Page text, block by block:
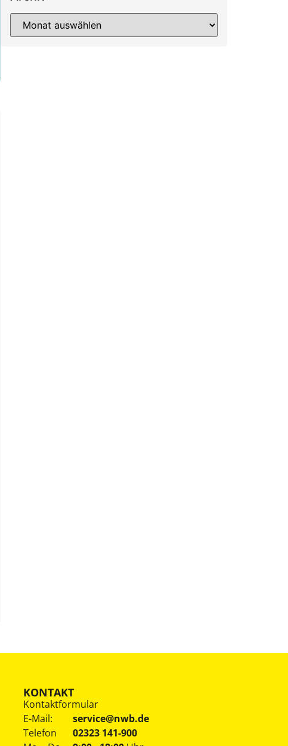
KONTAKT
Kontaktformular
E-Mail:
service@nwb.de
Telefon
02323 141-900